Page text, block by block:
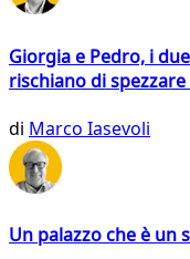
Giorgia e Pedro, i
rischiano di
di Marco Iasevoli
Un palazzo che è un